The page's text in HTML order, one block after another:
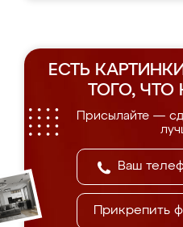
ЕСТЬ
ТОГО, ЧТО
Присылайте —
Прикрепить